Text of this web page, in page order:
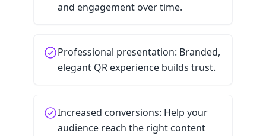
and engagement over time.
Professional presentation: Branded,
elegant QR experience builds trust.
Increased conversions: Help your
audience reach the right content